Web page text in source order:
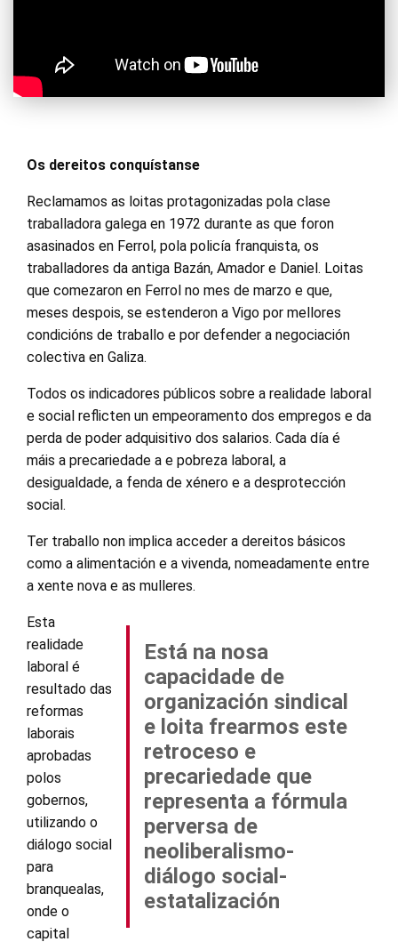
Os dereitos conquístanse
Reclamamos as loitas protagonizadas pola clase
traballadora galega en 1972 durante as que foron
asasinados en Ferrol, pola policía franquista, os
traballadores da antiga Bazán, Amador e Daniel. Loitas
que comezaron en Ferrol no mes de marzo e que,
meses despois, se estenderon a Vigo por mellores
condicións de traballo e por defender a negociación
colectiva en Galiza.
Todos os indicadores públicos sobre a realidade laboral
e social reflicten un empeoramento dos empregos e da
perda de poder adquisitivo dos salarios. Cada día é
máis a precariedade a e pobreza laboral, a
desigualdade, a fenda de xénero e a desprotección
social.
Ter traballo non implica acceder a dereitos básicos
como a alimentación e a vivenda, nomeadamente entre
a xente nova e as mulleres.
Está na nosa
capacidade de
organización sindical
e loita frearmos este
retroceso e
precariedade que
representa a fórmula
perversa de
neoliberalismo-
diálogo social-
estatalización
Esta
realidade
laboral é
resultado das
reformas
laborais
aprobadas
polos
gobernos,
utilizando o
diálogo social
para
branquealas,
onde o
capital